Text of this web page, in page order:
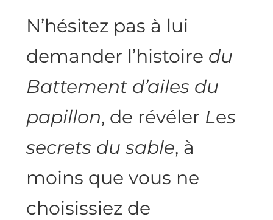
N’hésitez pas à lui
demander l’histoire du
Battement d’ailes du
papillon, de révéler Les
secrets du sable, à
moins que vous ne
choisissiez de